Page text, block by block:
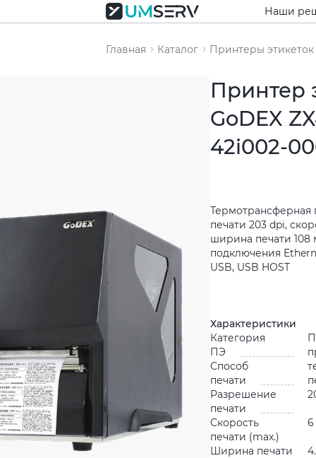
Наши
Главная Каталог Принтеры этикеток
Принтер
GoDEX
42i002-
Термотрансферная
печати 203 dpi,
ширина печати
подключения
USB, USB HOST
Характеристики
Категория
ПЭ
Способ
печати
Разрешение
печати
Скорость
печати (max.)
6
Ширина печати